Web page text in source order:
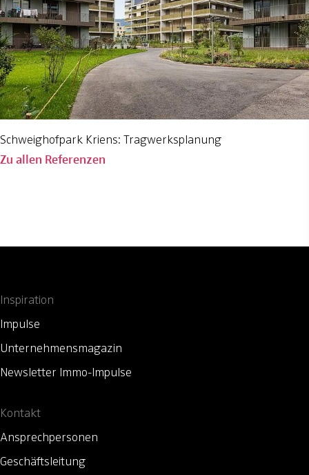
Schweighofpark Kriens: Tragwerksplanung
Zu allen Referenzen
Inspiration
Impulse
Unternehmensmagazin
Newsletter Immo-Impulse
Kontakt
Ansprechpersonen
Geschäftsleitung